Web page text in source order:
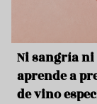
Ni sangría
aprende a
de vino